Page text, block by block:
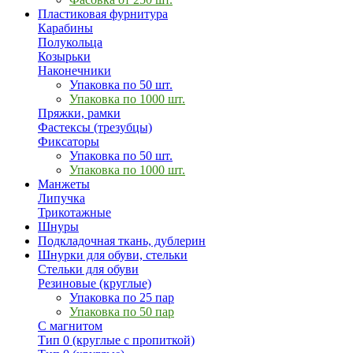
Пластиковая фурнитура
Карабины
Полукольца
Козырьки
Наконечники
Упаковка по 50 шт.
Упаковка по 1000 шт.
Пряжки, рамки
Фастексы (трезубцы)
Фиксаторы
Упаковка по 50 шт.
Упаковка по 1000 шт.
Манжеты
Липучка
Трикотажные
Шнуры
Подкладочная ткань, дублерин
Шнурки для обуви, стельки
Стельки для обуви
Резиновые (круглые)
Упаковка по 25 пар
Упаковка по 50 пар
С магнитом
Тип 0 (круглые с пропиткой)